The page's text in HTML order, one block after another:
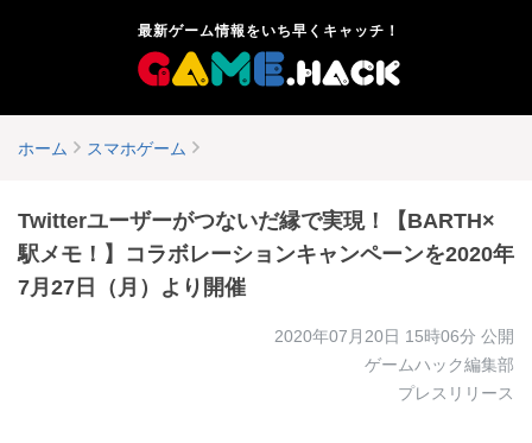
最新ゲーム情報をいち早くキャッチ！
ホーム スマホゲーム
Twitterユーザーがつないだ縁で実現！【BARTH×
駅メモ！】コラボレーションキャンペーンを2020年
7月27日（月）より開催
2020年07月20日 15時06分 公開
ゲームハック編集部
プレスリリース